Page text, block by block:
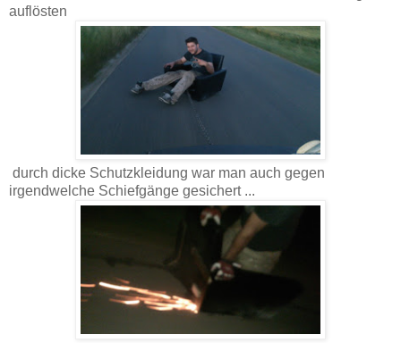
auflösten
durch dicke Schutzkleidung war man auch gegen
irgendwelche Schiefgänge gesichert ...